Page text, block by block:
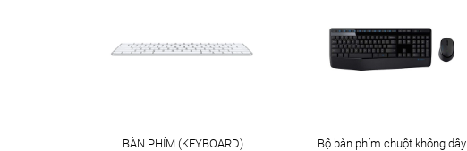
BÀN PHÍM (KEYBOARD)
Bộ bàn phím chuột không dây